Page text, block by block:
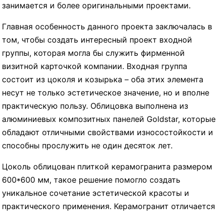
занимается и более оригинальными проектами.
Главная особенность данного проекта заключалась в
том, чтобы создать интересный проект входной
группы, которая могла бы служить фирменной
визитной карточкой компании. Входная группа
состоит из цоколя и козырька – оба этих элемента
несут не только эстетическое значение, но и вполне
практическую пользу. Облицовка выполнена из
алюминиевых композитных панелей Goldstar, которые
обладают отличными свойствами износостойкости и
способны прослужить не один десяток лет.
Цоколь облицован плиткой керамогранита размером
600*600 мм, такое решение помогло создать
уникальное сочетание эстетической красоты и
практического применения. Керамогранит отличается